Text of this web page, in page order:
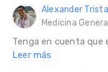
Alexander
Medicina General
Tenga en cuenta que
Leer más